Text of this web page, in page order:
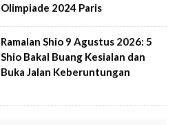
Olimpiade 2024 Paris
Ramalan Shio 9 Agustus 2026: 5
Shio Bakal Buang Kesialan dan
Buka Jalan Keberuntungan